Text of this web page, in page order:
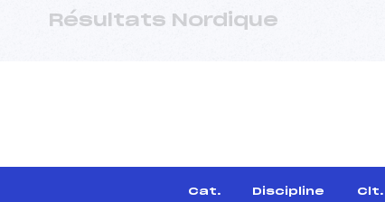
Résultats Nordique
Cat. Discipline Clt.